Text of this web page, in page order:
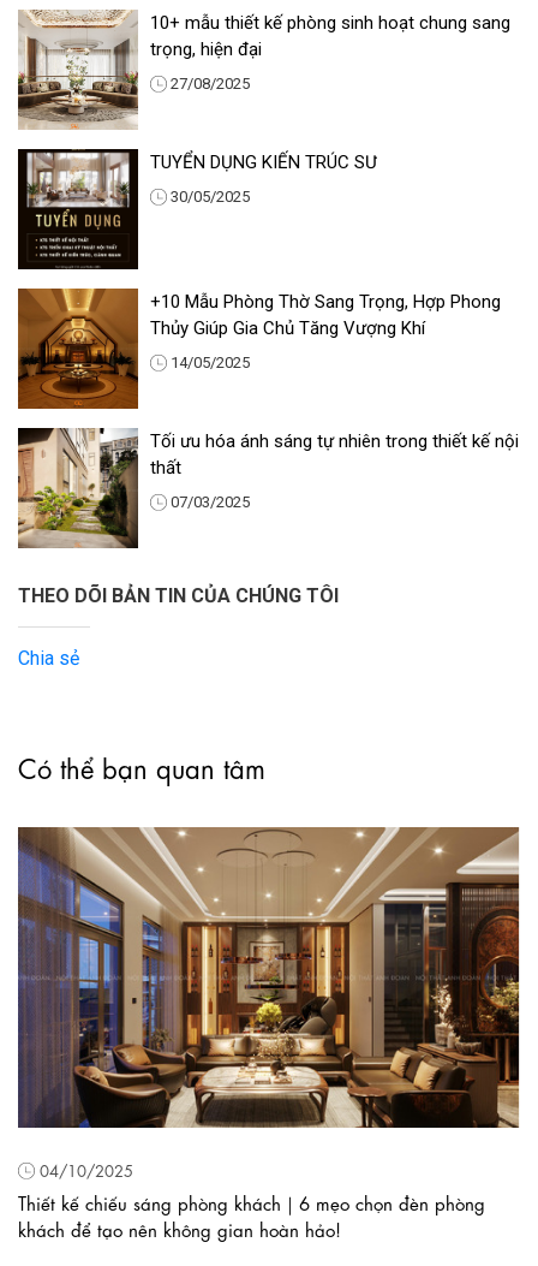
10+ mẫu thiết kế phòng sinh hoạt chung sang
trọng, hiện đại
27/08/2025
TUYỂN DỤNG KIẾN TRÚC SƯ
30/05/2025
+10 Mẫu Phòng Thờ Sang Trọng, Hợp Phong
Thủy Giúp Gia Chủ Tăng Vượng Khí
14/05/2025
Tối ưu hóa ánh sáng tự nhiên trong thiết kế nội
thất
07/03/2025
THEO DÕI BẢN TIN CỦA CHÚNG TÔI
Chia sẻ
Có thể bạn quan tâm
04/10/2025
Thiết kế chiếu sáng phòng khách｜6 mẹo chọn đèn phòng
khách để tạo nên không gian hoàn hảo!